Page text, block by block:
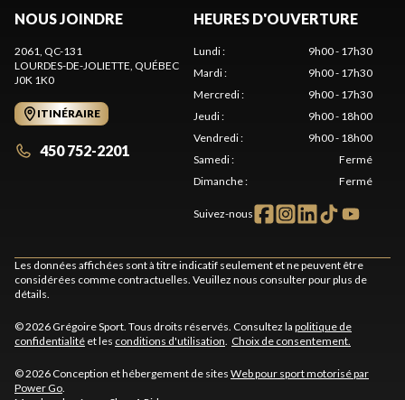
NOUS JOINDRE
2061, QC-131
LOURDES-DE-JOLIETTE , QUÉBEC
J0K 1K0
ITINÉRAIRE
450 752-2201
HEURES D'OUVERTURE
Lundi:
9h00 - 17h30
Mardi:
9h00 - 17h30
Mercredi:
9h00 - 17h30
Jeudi:
9h00 - 18h00
Vendredi:
9h00 - 18h00
Samedi:
Fermé
Dimanche: Fermé
Suivez-nous
Les données affichées sont à titre indicatif seulement et ne peuvent être
considérées comme contractuelles. Veuillez nous consulter pour plus de
détails.
© 2026 Grégoire Sport. Tous droits réservés. Consultez la politique de
confidentialité et les conditions d'utilisation Choix de consentement.
© 2026 Conception et hébergement de sites Web pour sport motorisé par
Power Go